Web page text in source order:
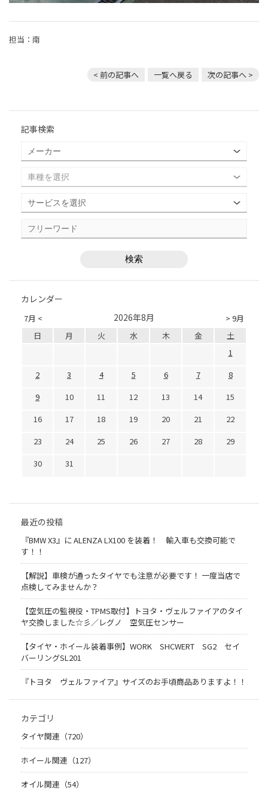
担当：南
< 前の記事へ 一覧へ戻る 次の記事へ >
記事検索
カレンダー
7月 < > 9月
2026年8月
日 月 火 水 木 金
土
1
2
3 4 5 6 7
8
9
10 11 12 13 14
15
16
17 18 19 20 21
22
23
24 25 26 27 28
29
30
31
最近の投稿
『BMW X3』に ALENZA LX100 を装着！ 輸入車も交換可能で
す！！
【解説】車検が通ったタイヤでも注意が必要です！ 一度当店で
点検してみませんか？
【空気圧の監視役・TPMS取付】トヨタ・ヴェルファイアのタイ
ヤ交換しました☆彡／レグノ 空気圧センサー
【タイヤ・ホイール装着事例】WORK SHCWERT SG2 セイ
バーリングSL201
『トヨタ ヴェルファイア』サイズのお手頃商品ありますよ！！
カテゴリ
タイヤ関連（720）
ホイール関連（127）
オイル関連（54）